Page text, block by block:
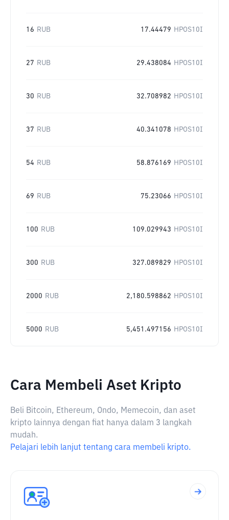
16 RUB 17.44479 HPOS10I
27 RUB 29.438084 HPOS10I
30 RUB 32.708982 HPOS10I
37 RUB 40.341078 HPOS10I
54 RUB 58.876169 HPOS10I
69 RUB 75.23066 HPOS10I
100 RUB 109.029943 HPOS10I
300 RUB 327.089829 HPOS10I
2000 RUB 2,180.598862 HPOS10I
5000 RUB 5,451.497156 HPOS10I
Cara Membeli Aset Kripto
Beli Bitcoin, Ethereum, Ondo, Memecoin, dan aset
kripto lainnya dengan fiat hanya dalam 3 langkah
mudah.
Pelajari lebih lanjut tentang cara membeli kripto.